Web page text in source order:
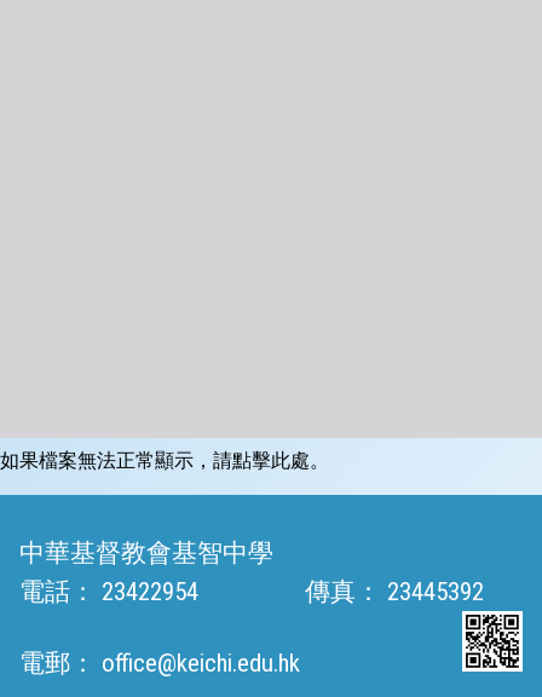
如果檔案無法正常顯示，請點擊此處。
中華基督教會基智中學
電話：
23422954 傳真： 23445392
電郵： office@keichi.edu.hk